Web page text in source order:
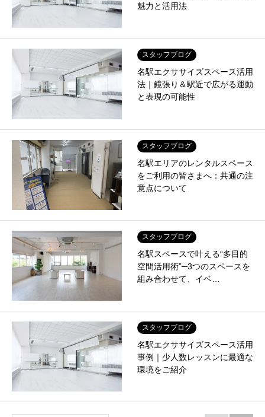
魅力と活用法
スタッフブログ
名駅エクササイズスペース活用
法｜鏡張り＆駅近で広がる運動
と表現の可能性
スタッフブログ
名駅エリアのレンタルスペース
をご利用の皆さまへ：共通の注
意点について
スタッフブログ
名駅スペースで叶える“多目的
空間活用術”─3つのスペースを
組み合わせて、イベ…
スタッフブログ
名駅エクササイズスペース活用
事例｜少人数レッスンに最適な
環境をご紹介